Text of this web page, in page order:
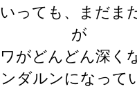
っても、まだま
が
がどんどん深く
ダルンになって